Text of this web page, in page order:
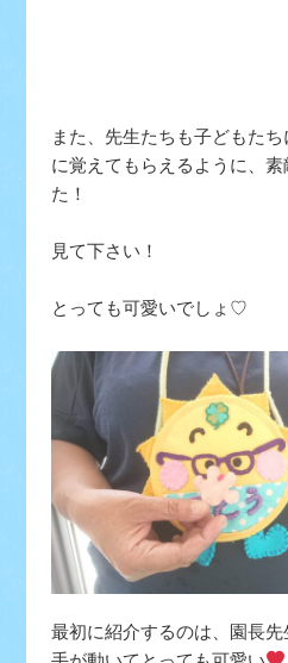
また、先生たちも子どもた
に覚えてもらえるように、
た！
見て下さい！
とっても可愛いでしょ♡
最初に紹介するのは、園長先